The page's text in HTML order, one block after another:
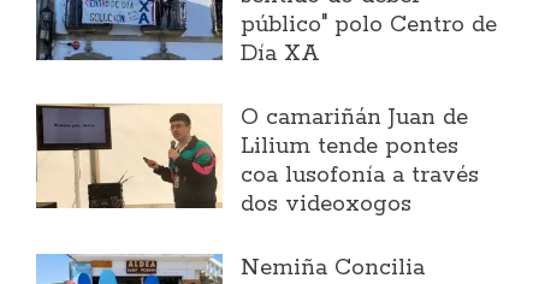
público" polo Centro de
Día XA
O camariñán Juan de
Lilium tende pontes
coa lusofonía a través
dos videoxogos
Nemiña Concilia